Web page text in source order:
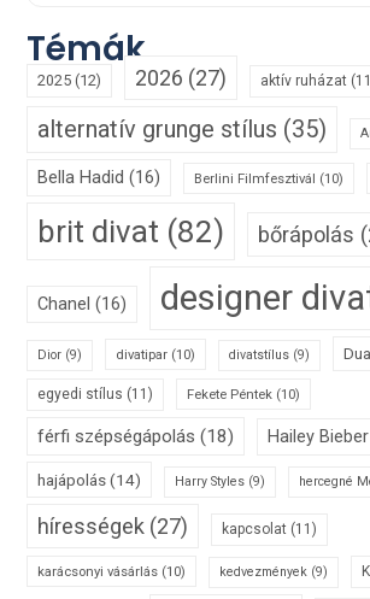
Témák
2025 (12) 2026 (27) aktív ruházat
alternatív grunge stílus (35)
Bella Hadid (16) Berlini Filmfesztivál (10)
brit divat (82) bőrápolás
Chanel (16) designer
Dior (9) divatipar (10) divatstílus (9)
egyedi stílus (11) Fekete Péntek (10)
férfi szépségápolás (18) Hailey Bieber
hajápolás(14) Harry Styles (9) hercegné
hírességek (27) kapcsolat (11)
karácsonyi vásárlás (10) kedvezmények (9)